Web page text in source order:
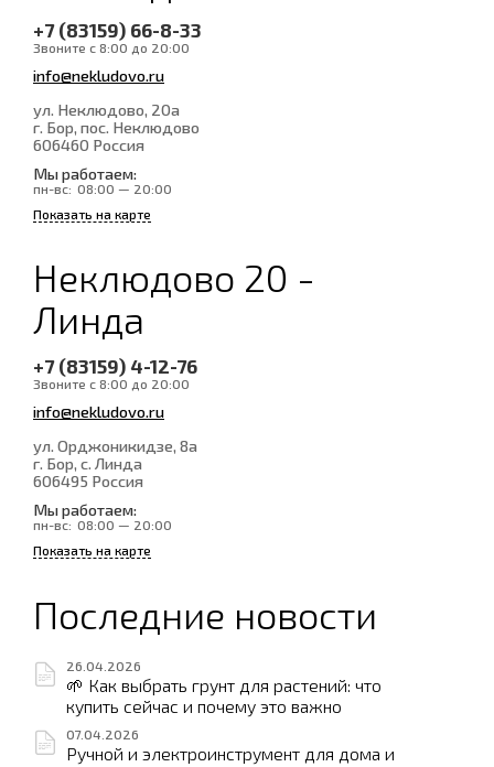
+7 (83159) 66-8-33
Звоните с 8:00 до 20:00
info@nekludovo.ru
ул. Неклюдово, 20а
г. Бор, пос. Неклюдово
606460 Россия
Мы работаем:
пн-вс: 08:00 — 20:00
Показать на карте
Неклюдово 20 -
Линда
+7 (83159) 4-12-76
Звоните с 8:00 до 20:00
info@nekludovo.ru
ул. Орджоникидзе, 8а
г. Бор, с. Линда
606495 Россия
Мы работаем:
пн-вс: 08:00 — 20:00
Показать на карте
Последние новости
26.04.2026
🌱 Как выбрать грунт для растений: что
купить сейчас и почему это важно
07.04.2026
Ручной и электроинструмент для дома и